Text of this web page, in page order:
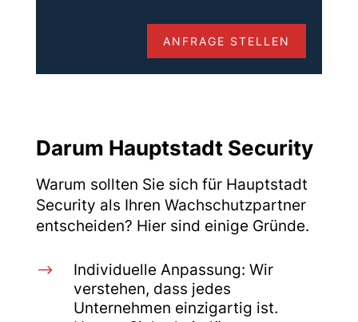
ANFRAGE STELLEN
Darum Hauptstadt Security
Warum sollten Sie sich für Hauptstadt
Security als Ihren Wachschutzpartner
entscheiden? Hier sind einige Gründe.
$
Individuelle Anpassung: Wir
verstehen, dass jedes
Unternehmen einzigartig ist.